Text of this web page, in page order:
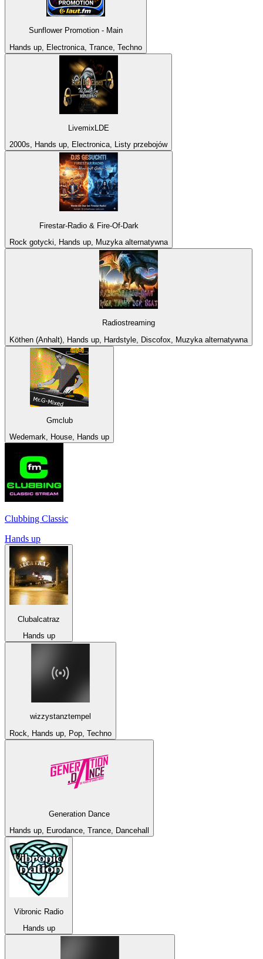
Sunflower Promotion - Main
Hands up, Electronica, Trance, Techno
LivemixLDE
2000s, Hands up, Electronica, Listy przebojów
Firestar-Radio & Fire-Of-Dark
Rock gotycki, Hands up, Muzyka alternatywna
Radiostreaming
Köthen (Anhalt), Hands up, Hardstyle, Discofox, Muzyka alternatywna
Gmclub
Wedemark, House, Hands up
Clubbing Classic
Hands up
Clubalcatraz
Hands up
wizzystanztempel
Rock, Hands up, Pop, Techno
Generation Dance
Hands up, Eurodance, Trance, Dancehall
Vibronic Radio
Hands up